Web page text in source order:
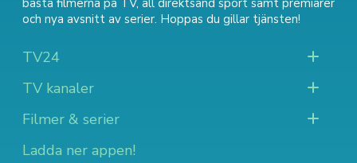
bästa filmerna på TV, all direktsänd sport samt premiärer
och nya avsnitt av serier. Hoppas du gillar tjänsten!
TV24
TV kanaler
Filmer & serier
Ladda ner appen!